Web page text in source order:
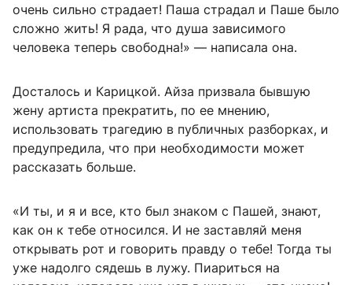
очень сильно страдает! Паша страдал и Паше было
сложно жить! Я рада, что душа зависимого
человека теперь свободна!» — написала она.
Досталось и Карицкой. Айза призвала бывшую
жену артиста прекратить, по ее мнению,
использовать трагедию в публичных разборках, и
предупредила, что при необходимости может
рассказать больше.
«И ты, и я и все, кто был знаком с Пашей, знают,
как он к тебе относился. И не заставляй меня
открывать рот и говорить правду о тебе! Тогда ты
уже надолго сядешь в лужу. Пиариться на